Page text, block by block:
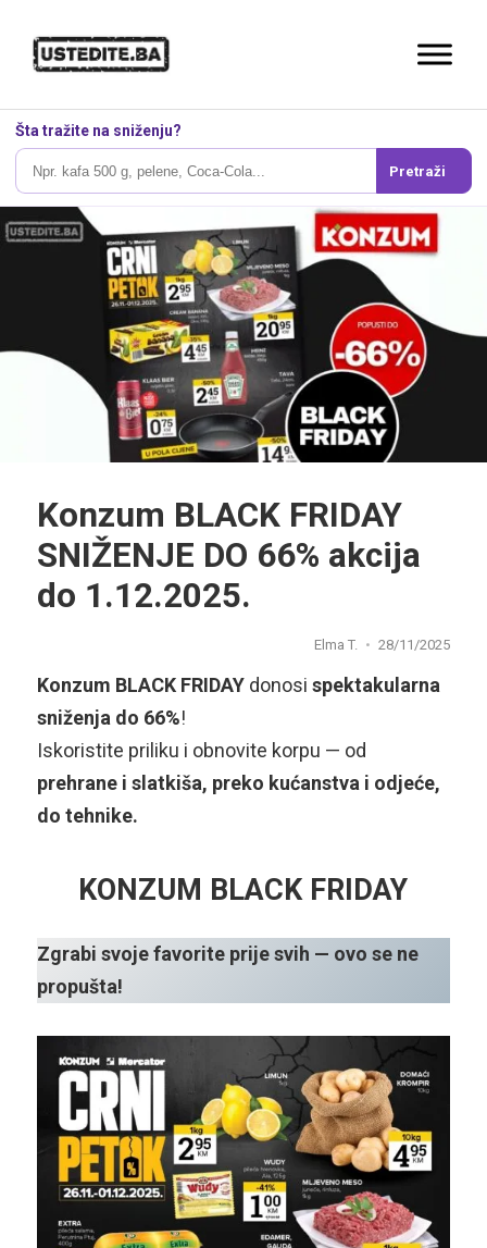
Šta tražite na sniženju?
Pretraži
Konzum BLACK FRIDAY
SNIŽENJE DO 66% akcija
do 1.12.2025.
Elma T. 28/11/2025
Konzum BLACK FRIDAY donosi spektakularna
sniženja do 66%!
Iskoristite priliku i obnovite korpu — od
prehrane i slatkiša, preko kućanstva i odjeće,
do tehnike.
KONZUM BLACK FRIDAY
Zgrabi svoje favorite prije svih — ovo se ne
propušta!